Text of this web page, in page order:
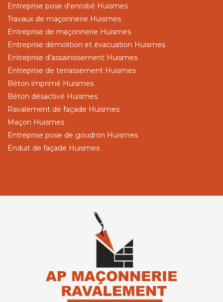
Entreprise pose d'enrobé Huismes
Travaux de maçonnerie Huismes
Entreprise de maçonnerie Huismes
Entreprise démolition et évacuation Huismes
Entreprise d'assainissement Huismes
Entreprise de terrassement Huismes
Béton imprimé Huismes
Béton désactivé Huismes
Ravalement de façade Huismes
Maçon Huismes
Entreprise pose de goudron Huismes
Enduit de façade Huismes